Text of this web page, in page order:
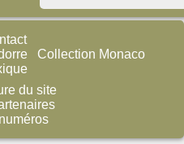
Collection Monaco
du site